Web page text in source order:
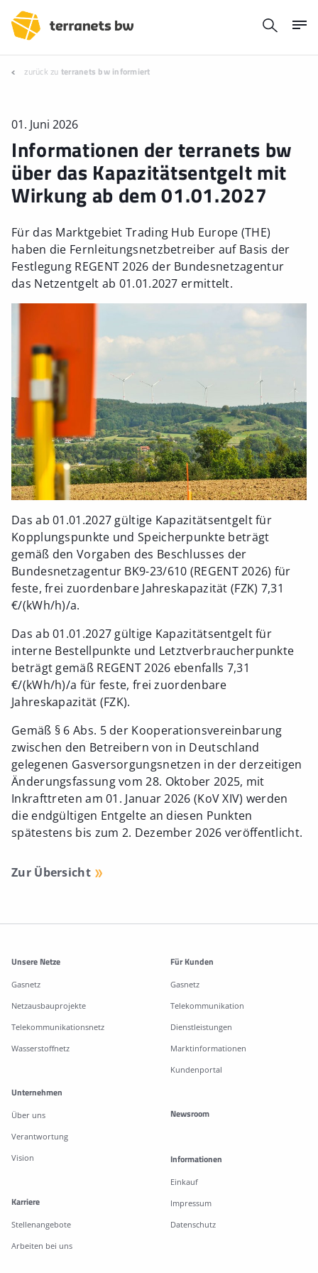
zurück zu terranets bw informiert
01. Juni 2026
Informationen der terranets bw
über das Kapazitätsentgelt mit
Wirkung ab dem 01.01.2027
Für das Marktgebiet Trading Hub Europe (THE)
haben die Fernleitungsnetzbetreiber auf Basis der
Festlegung REGENT 2026 der Bundesnetzagentur
das Netzentgelt ab 01.01.2027 ermittelt.
Das ab 01.01.2027 gültige Kapazitätsentgelt für
Kopplungspunkte und Speicherpunkte beträgt
gemäß den Vorgaben des Beschlusses der
Bundesnetzagentur BK9-23/610 (REGENT 2026) für
feste, frei zuordenbare Jahreskapazität (FZK) 7,31
€/(kWh/h)/a.
Das ab 01.01.2027 gültige Kapazitätsentgelt für
interne Bestellpunkte und Letztverbraucherpunkte
beträgt gemäß REGENT 2026 ebenfalls 7,31
€/(kWh/h)/a für feste, frei zuordenbare
Jahreskapazität (FZK).
Gemäß § 6 Abs. 5 der Kooperationsvereinbarung
zwischen den Betreibern von in Deutschland
gelegenen Gasversorgungsnetzen in der derzeitigen
Änderungsfassung vom 28. Oktober 2025, mit
Inkrafttreten am 01. Januar 2026 (KoV XIV) werden
die endgültigen Entgelte an diesen Punkten
spätestens bis zum 2. Dezember 2026 veröffentlicht.
Zur Übersicht
Weitere Informationen
Unsere Netze
Gasnetz
Netzausbauprojekte
Telekommunikationsnetz
Wasserstoffnetz
Für Kunden
Gasnetz
Telekommunikation
Dienstleistungen
Marktinformationen
Kundenportal
Unternehmen
Über uns
Verantwortung
Vision
Karriere
Stellenangebote
Arbeiten bei uns
Newsroom
Informationen
Einkauf
Impressum
Datenschutz